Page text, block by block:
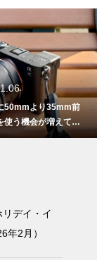
シェラトン・プリン
ラニ – 子連れ宿泊記
）
デイ・イ
年2月）